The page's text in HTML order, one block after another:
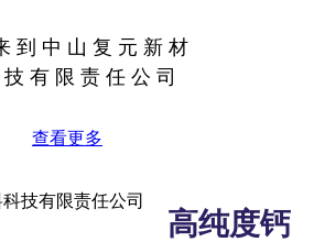
到 中山复元新材
有限责任公司
查看更多
高纯度钙